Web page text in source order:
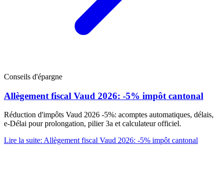
Conseils d'épargne
Allègement fiscal Vaud 2026: -5% impôt cantonal
Réduction d'impôts Vaud 2026 -5%: acomptes automatiques, délais,
e-Délai pour prolongation, pilier 3a et calculateur officiel.
Lire la suite: Allègement fiscal Vaud 2026: -5% impôt cantonal